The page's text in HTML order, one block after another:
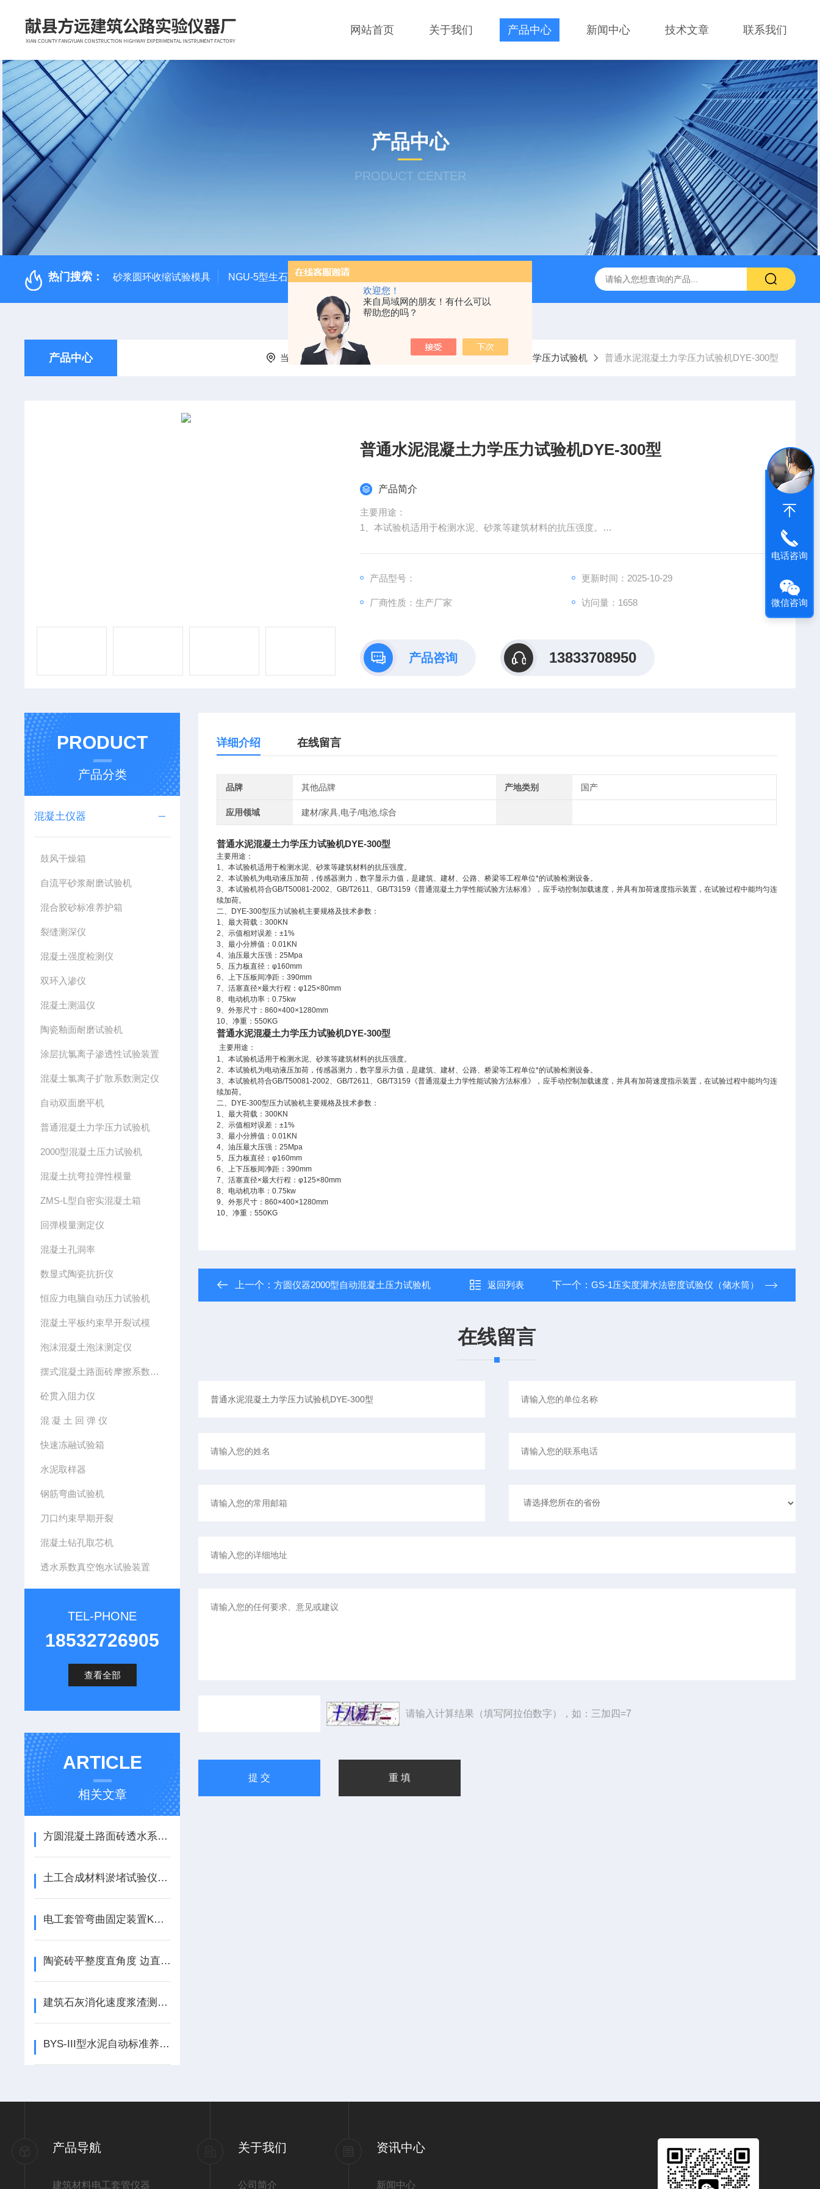
欢迎您！
来自局域网的朋友！有什么可以
帮助您的吗？
网站首页 关于我们 产品中心 新闻中心 技术文章 联系我们
产品中心
PRODUCT CENTER
热门搜索： 砂浆圆环收缩试验模具 NGU-5型生石灰消化器（保温带盖消化器） *GB/T 50080-2016标准普通混凝土泌水率试验容量筒试验方法 生石灰浆渣测定仪
产品中心 当前位置：首页 产品中心 混凝土仪器 普通混凝土力学压力试验机 普通水泥混凝土力学压力试验机DYE-300型
普通水泥混凝土力学压力试验机DYE-300型
产品简介
主要用途：
1、本试验机适用于检测水泥、砂浆等建筑材料的抗压强度。
普通水泥混凝土力学压力试验机DYE-300型
产品型号： 更新时间：2025-10-29
厂商性质：生产厂家 访问量：1658
产品咨询 13833708950
PRODUCT
产品分类
混凝土仪器
鼓风干燥箱
自流平砂浆耐磨试验机
混合胶砂标准养护箱
裂缝测深仪
混凝土强度检测仪
双环入渗仪
混凝土测温仪
陶瓷釉面耐磨试验机
涂层抗氯离子渗透性试验装置
混凝土氯离子扩散系数测定仪
自动双面磨平机
普通混凝土力学压力试验机
2000型混凝土压力试验机
混凝土抗弯拉弹性模量
ZMS-L型自密实混凝土箱
回弹模量测定仪
混凝土孔洞率
数显式陶瓷抗折仪
恒应力电脑自动压力试验机
混凝土平板约束早开裂试模
泡沫混凝土泡沫测定仪
摆式混凝土路面砖摩擦系数测定仪
砼贯入阻力仪
混 凝 土 回 弹 仪
快速冻融试验箱
水泥取样器
钢筋弯曲试验机
刀口约束早期开裂
混凝土钻孔取芯机
透水系数真空饱水试验装置
TEL-PHONE
18532726905
查看全部
ARTICLE
相关文章
方圆混凝土路面砖透水系数试验装置试件标准价格
土工合成材料淤堵试验仪使用方法
电工套管弯曲固定装置KQG-2型
陶瓷砖平整度直角度 边直度综合测定仪原理及结构
建筑石灰消化速度浆渣测定仪生石灰消化器
BYS-III型水泥自动标准养护水箱使用方法
详细介绍 在线留言
品牌 其他品牌 产地类别 国产
应用领域 建材/家具,电子/电池,综合
普通水泥混凝土力学压力试验机DYE-300型
主要用途：
1、本试验机适用于检测水泥、砂浆等建筑材料的抗压强度。
2、本试验机为电动液压加荷，传感器测力，数字显示力值，是建筑、建材、公路、桥梁等工程单位*的试验检测设备。
3、本试验机符合GB/T50081-2002、GB/T2611、GB/T3159 《普通混凝土力学性能试验方法标准》，应手动控制加载速度，并具有加荷速度指示装置，在试验过程中能均匀连
续加荷。
二、
DYE-300型压力试验机主要规格及技术参数：
1、最大荷载：300KN
2、示值相对误差：±1%
3、最小分辨值：0.01KN
4、油压最大压强：25Mpa
5、压力板直径：φ160mm
6、上下压板间净距：390mm
7、活塞直径×最大行程：φ125×80mm
8、电动机功率：0.75kw
9、外形尺寸：860×400×1280mm
10、净重：550KG
普通水泥混凝土力学压力试验机DYE-300型
主要用途：
1、本试验机适用于检测水泥、砂浆等建筑材料的抗压强度。
2、本试验机为电动液压加荷，传感器测力，数字显示力值，是建筑、建材、公路、桥梁等工程单位*的试验检测设备。
3、本试验机符合GB/T50081-2002、GB/T2611、GB/T3159 《普通混凝土力学性能试验方法标准》，应手动控制加载速度，并具有加荷速度指示装置，在试验过程中能均匀连
续加荷。
二、
DYE-300型压力试验机主要规格及技术参数：
1、最大荷载：300KN
2、示值相对误差：±1%
3、最小分辨值：0.01KN
4、油压最大压强：25Mpa
5、压力板直径：φ160mm
6、上下压板间净距：390mm
7、活塞直径×最大行程：φ125×80mm
8、电动机功率：0.75kw
9、外形尺寸：860×400×1280mm
10、净重：550KG
上一个：方圆仪器2000型自动混凝土压力试验机 返回列表 下一个： GS-1压实度灌水法密度试验仪（储水筒）
在线留言
请输入计算结果（填写阿拉伯数字），如：三加四=7
产品导航
建筑材料电工套管仪器
关于我们
公司简介
资讯中心
新闻中心
电话咨询
微信咨询